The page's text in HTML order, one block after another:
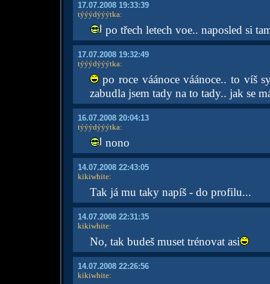
17.07.2008 19:33:39
týýýdýýýtka:
po třech letech voe.. naposled si
17.07.2008 19:32:49
týýýdýýýtka:
po roce váánoce váánoce.. to víš
zabudla jsem tady na to tady.. jak se
16.07.2008 20:04:13
týýýdýýýtka:
nono
14.07.2008 22:43:05
kikiwhite:
Tak já mu taky napíš - do profilu...
14.07.2008 22:31:35
kikiwhite:
No, tak budeš muset trénovat asi
14.07.2008 22:26:56
kikiwhite: